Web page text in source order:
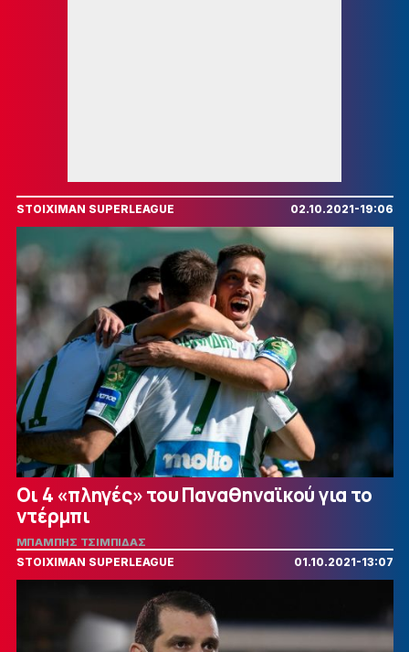
STOIXIMAN SUPERLEAGUE 02.10.2021-19:06
Οι 4 «πληγές» του Παναθηναϊκού για το
ντέρμπι
ΜΠΑΜΠΗΣ ΤΣΙΜΠΙΔΑΣ
STOIXIMAN SUPERLEAGUE 01.10.2021-13:07